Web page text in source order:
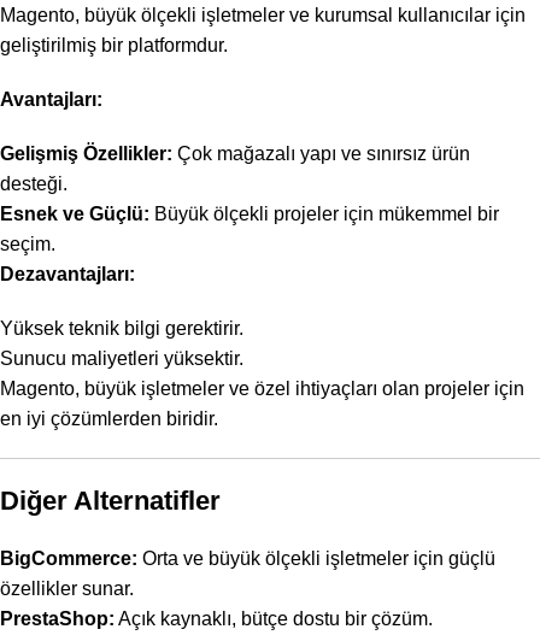
Magento, büyük ölçekli işletmeler ve kurumsal kullanıcılar için
geliştirilmiş bir platformdur.
Avantajları:
Gelişmiş Özellikler: Çok mağazalı yapı ve sınırsız ürün
desteği.
Esnek ve Güçlü: Büyük ölçekli projeler için mükemmel bir
seçim.
Dezavantajları:
Yüksek teknik bilgi gerektirir.
Sunucu maliyetleri yüksektir.
Magento, büyük işletmeler ve özel ihtiyaçları olan projeler için
en iyi çözümlerden biridir.
Diğer Alternatifler
BigCommerce: Orta ve büyük ölçekli işletmeler için güçlü
özellikler sunar.
PrestaShop: Açık kaynaklı, bütçe dostu bir çözüm.